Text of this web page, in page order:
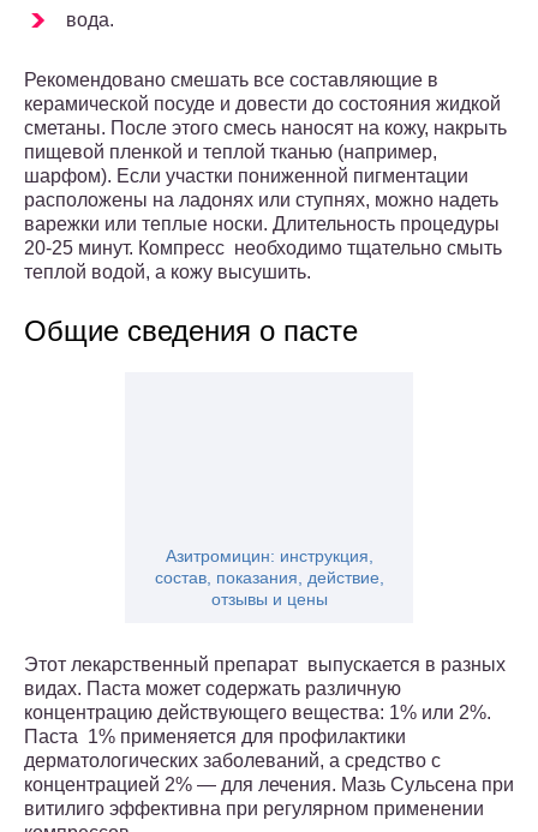
вода.
Рекомендовано смешать все составляющие в
керамической посуде и довести до состояния жидкой
сметаны. После этого смесь наносят на кожу, накрыть
пищевой пленкой и теплой тканью (например,
шарфом). Если участки пониженной пигментации
расположены на ладонях или ступнях, можно надеть
варежки или теплые носки. Длительность процедуры
20-25 минут. Компресс необходимо тщательно смыть
теплой водой, а кожу высушить.
Общие сведения о пасте
Азитромицин: инструкция,
состав, показания, действие,
отзывы и цены
Этот лекарственный препарат выпускается в разных
видах. Паста может содержать различную
концентрацию действующего вещества: 1% или 2%.
Паста 1% применяется для профилактики
дерматологических заболеваний, а средство с
концентрацией 2% — для лечения. Мазь Сульсена при
витилиго эффективна при регулярном применении